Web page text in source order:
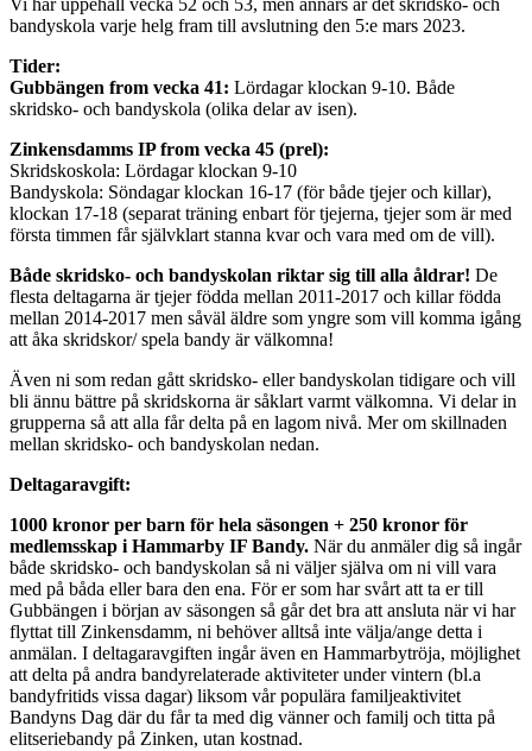
Vi har uppehåll vecka 52 och 53, men annars är det skridsko- och
bandyskola varje helg fram till avslutning den 5:e mars 2023.
Tider:
Gubbängen from vecka 41: Lördagar klockan 9-10. Både
skridsko- och bandyskola (olika delar av isen).
Zinkensdamms IP from vecka 45 (prel):
Skridskoskola: Lördagar klockan 9-10
Bandyskola: Söndagar klockan 16-17 (för både tjejer och killar),
klockan 17-18 (separat träning enbart för tjejerna, tjejer som är med
första timmen får självklart stanna kvar och vara med om de vill).
Både skridsko- och bandyskolan riktar sig till alla åldrar! De
flesta deltagarna är tjejer födda mellan 2011-2017 och killar födda
mellan 2014-2017 men såväl äldre som yngre som vill komma igång
att åka skridskor/ spela bandy är välkomna!
Även ni som redan gått skridsko- eller bandyskolan tidigare och vill
bli ännu bättre på skridskorna är såklart varmt välkomna. Vi delar in
grupperna så att alla får delta på en lagom nivå. Mer om skillnaden
mellan skridsko- och bandyskolan nedan.
Deltagaravgift:
1000 kronor per barn för hela säsongen + 250 kronor för
medlemsskap i Hammarby IF Bandy. När du anmäler dig så ingår
både skridsko- och bandyskolan så ni väljer själva om ni vill vara
med på båda eller bara den ena. För er som har svårt att ta er till
Gubbängen i början av säsongen så går det bra att ansluta när vi har
flyttat till Zinkensdamm, ni behöver alltså inte välja/ange detta i
anmälan. I deltagaravgiften ingår även en Hammarbytröja, möjlighet
att delta på andra bandyrelaterade aktiviteter under vintern (bl.a
bandyfritids vissa dagar) liksom vår populära familjeaktivitet
Bandyns Dag där du får ta med dig vänner och familj och titta på
elitseriebandy på Zinken, utan kostnad.